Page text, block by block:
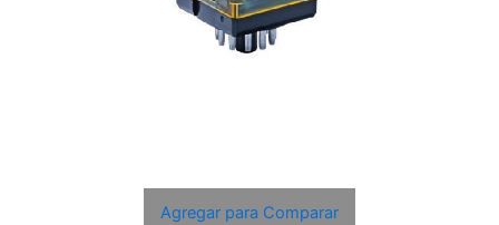
Agregar para Comparar